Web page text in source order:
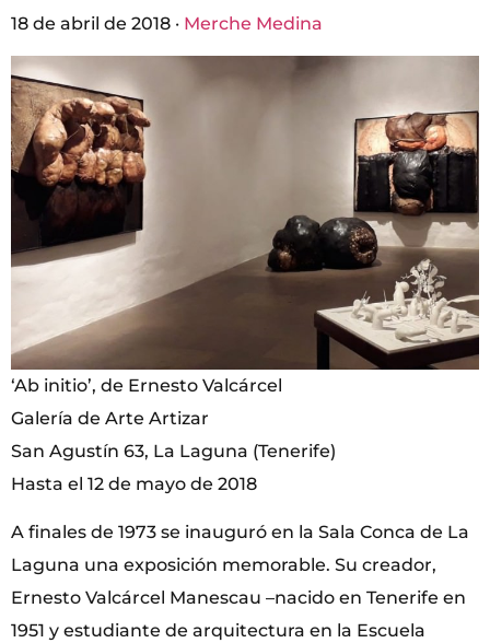
18 de abril de 2018 · Merche Medina
‘Ab initio’, de Ernesto Valcárcel
Galería de Arte Artizar
San Agustín 63, La Laguna (Tenerife)
Hasta el 12 de mayo de 2018
A finales de 1973 se inauguró en la Sala Conca de La
Laguna una exposición memorable. Su creador,
Ernesto Valcárcel Manescau –nacido en Tenerife en
1951 y estudiante de arquitectura en la Escuela